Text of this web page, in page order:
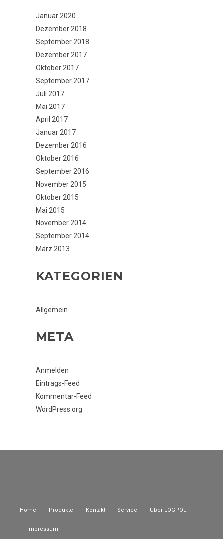
Januar 2020
Dezember 2018
September 2018
Dezember 2017
Oktober 2017
September 2017
Juli 2017
Mai 2017
April 2017
Januar 2017
Dezember 2016
Oktober 2016
September 2016
November 2015
Oktober 2015
Mai 2015
November 2014
September 2014
März 2013
KATEGORIEN
Allgemein
META
Anmelden
Eintrags-Feed
Kommentar-Feed
WordPress.org
Home Produkte Kontakt Service Über LOGPOL
Impressum